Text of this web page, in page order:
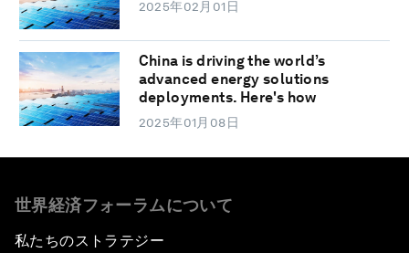
2025年02月01日
China is driving the world’s
advanced energy solutions
deployments. Here's how
2025年01月08日
世界経済フォーラムについて
私たちのストラテジー